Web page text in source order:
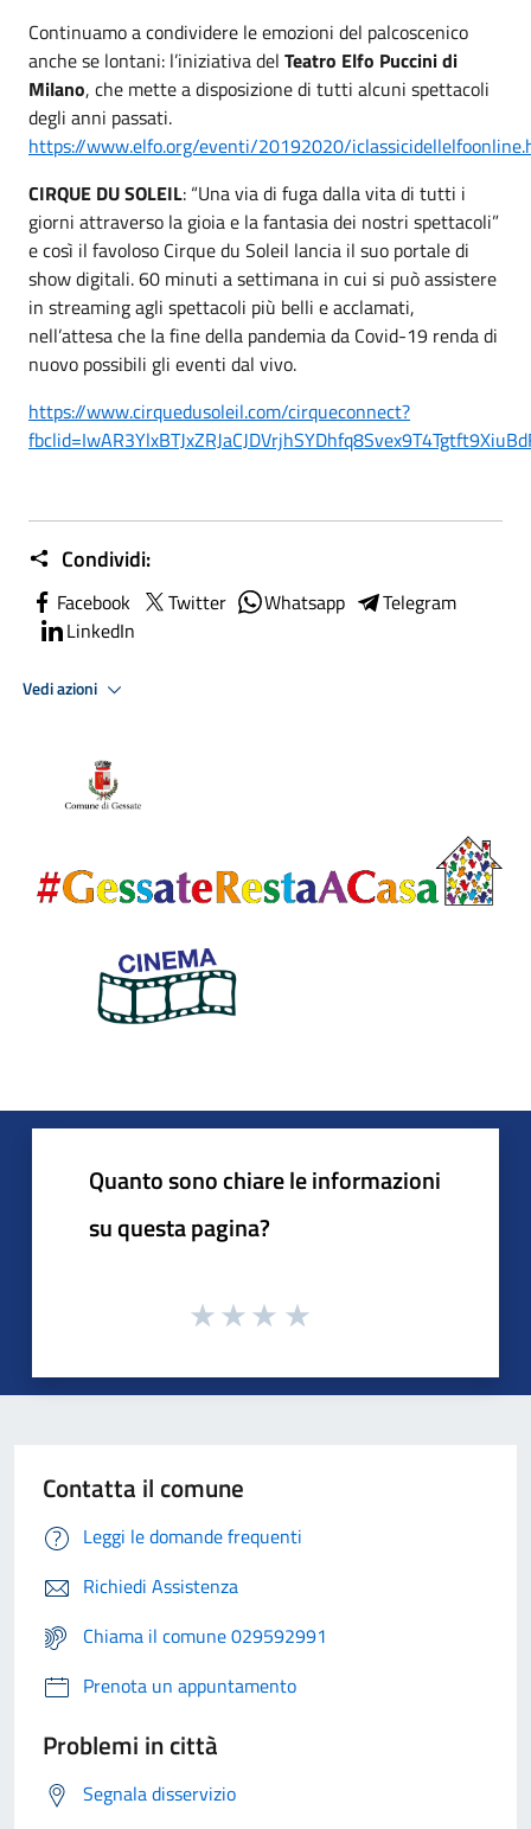
Continuamo a condividere le emozioni del palcoscenico
anche se lontani: l’iniziativa del Teatro Elfo Puccini di
Milano, che mette a disposizione di tutti alcuni spettacoli
degli anni passati.
https://www.elfo.org/eventi/20192020/
CIRQUE DU SOLEIL: “Una via di fuga dalla vita di tutti i
giorni attraverso la gioia e la fantasia dei nostri spettacoli”
e così il favoloso Cirque du Soleil lancia il suo portale di
show digitali. 60 minuti a settimana in cui si può assistere
in streaming agli spettacoli più belli e acclamati,
nell’attesa che la fine della pandemia da Covid-19 renda di
nuovo possibili gli eventi dal vivo.
https://www.cirquedusoleil.com/cirqueconnect?
Condividi:
Facebook Twitter Whatsapp
Telegram
LinkedIn
Vedi azioni
Quanto sono chiare le informazioni
su questa pagina?
Contatta il comune
Leggi le domande frequenti
Richiedi Assistenza
Chiama il comune 029592991
Prenota un appuntamento
Problemi in città
Segnala disservizio